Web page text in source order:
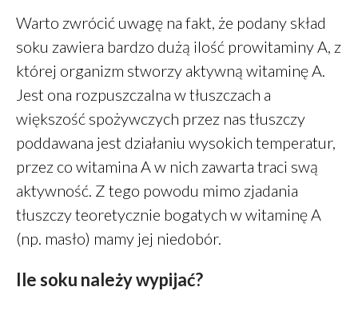
lipiec 2019
czerwiec 2019
maj 2019
marzec 2019
luty 2019
grudzień 2018
październik 2018
wrzesień 2018
sierpień 2018
czerwiec 2018
marzec 2018
Warto zwrócić uwagę na fakt, że podany skład
soku zawiera bardzo dużą ilość prowitaminy A, z
której organizm stworzy aktywną witaminę A.
Jest ona rozpuszczalna w tłuszczach a
większość spożywczych przez nas tłuszczy
poddawana jest działaniu wysokich temperatur,
przez co witamina A w nich zawarta traci swą
aktywność. Z tego powodu mimo zjadania
tłuszczy teoretycznie bogatych w witaminę A
(np. masło) mamy jej niedobór.
Ile soku należy wypijać?